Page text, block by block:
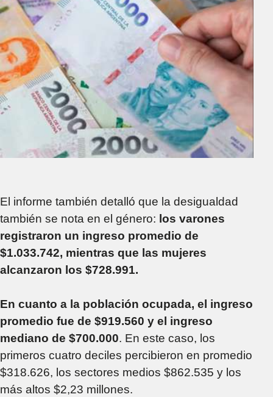
El informe también detalló que la desigualdad
también se nota en el género: los varones
registraron un ingreso promedio de
$1.033.742, mientras que las mujeres
alcanzaron los $728.991.
En cuanto a la población ocupada, el ingreso
promedio fue de $919.560 y el ingreso
mediano de $700.000. En este caso, los
primeros cuatro deciles percibieron en promedio
$318.626, los sectores medios $862.535 y los
más altos $2,23 millones.